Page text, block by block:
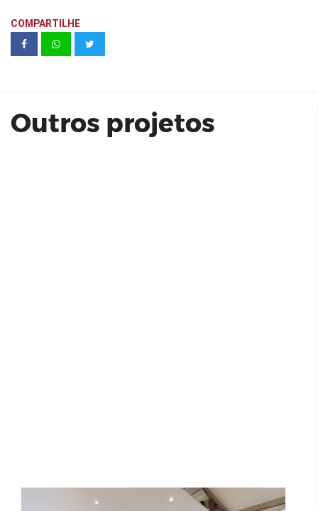
COMPARTILHE
Outros projetos
Almagah Unidade 408